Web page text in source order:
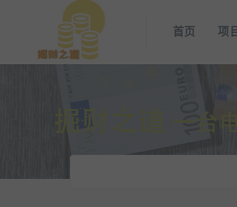
首页 项